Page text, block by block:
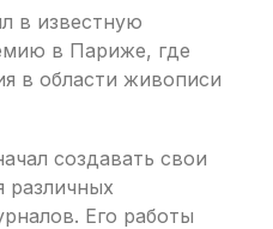
в известную
в Париже, где
в области живописи
создавать свои
различных
Его работы